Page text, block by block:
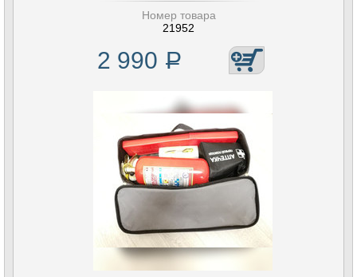
Номер товара
21952
2 990 Р